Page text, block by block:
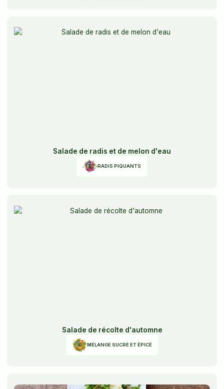
Salade de radis et de melon d'eau
RADIS PIQUANTS
Salade de récolte d'automne
MÉLANGE SUCRÉ ET ÉPICÉ